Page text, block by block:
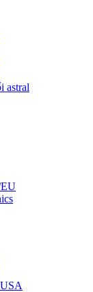
astral